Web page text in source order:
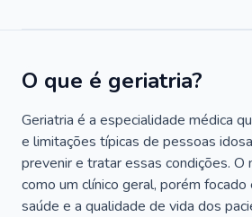
O que é geriatria?
Geriatria é a especialidade médica
e limitações típicas de pessoas
prevenir e tratar essas condições. O
como um clínico geral, porém
saúde e a qualidade de vida dos